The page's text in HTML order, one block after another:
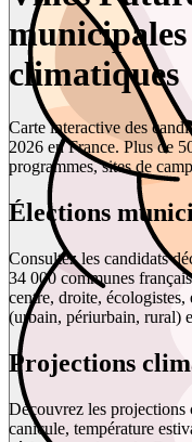
climatiques
Carte interactive des
2026 en France. Plus de
programmes, sites de
Élections
Consultez les candidats
34 000 communes
centre, droite,
(urbain, périurbain, rural)
Projections
Découvrez les projections
canicule, température